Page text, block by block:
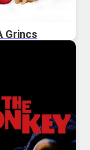
Grincs